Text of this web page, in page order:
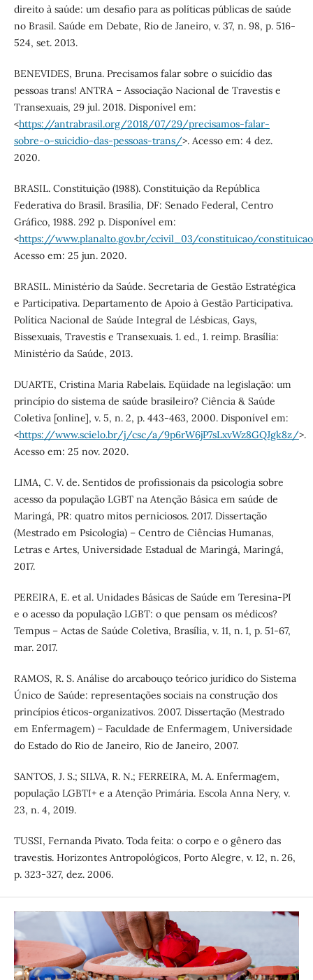
direito à saúde: um desafio para as políticas públicas de saúde
no Brasil. Saúde em Debate, Rio de Janeiro, v. 37, n. 98, p. 516-
524, set. 2013.
BENEVIDES, Bruna. Precisamos falar sobre o suicídio das
pessoas trans! ANTRA – Associação Nacional de Travestis e
Transexuais, 29 jul. 2018. Disponível em:
<https://antrabrasil.org/2018/07/29/precisamos-falar-
sobre-o-suicidio-das-pessoas-trans/>. Acesso em: 4 dez.
2020.
BRASIL. Constituição (1988). Constituição da República
Federativa do Brasil. Brasília, DF: Senado Federal, Centro
Gráfico, 1988. 292 p. Disponível em:
<https://www.planalto.gov.br/ccivil_03/constituicao/
Acesso em: 25 jun. 2020.
BRASIL. Ministério da Saúde. Secretaria de Gestão Estratégica
e Participativa. Departamento de Apoio à Gestão Participativa.
Política Nacional de Saúde Integral de Lésbicas, Gays,
Bissexuais, Travestis e Transexuais. 1. ed., 1. reimp. Brasília:
Ministério da Saúde, 2013.
DUARTE, Cristina Maria Rabelais. Eqüidade na legislação: um
princípio do sistema de saúde brasileiro? Ciência & Saúde
Coletiva [online], v. 5, n. 2, p. 443-463, 2000. Disponível em:
<https://www.scielo.br/j/csc/a/9p6rW6jP7sLxvWz8GQJgk8z/>.
Acesso em: 25 nov. 2020.
LIMA, C. V. de. Sentidos de profissionais da psicologia sobre
acesso da população LGBT na Atenção Básica em saúde de
Maringá, PR: quatro mitos perniciosos. 2017. Dissertação
(Mestrado em Psicologia) – Centro de Ciências Humanas,
Letras e Artes, Universidade Estadual de Maringá, Maringá,
2017.
PEREIRA, E. et al. Unidades Básicas de Saúde em Teresina-PI
e o acesso da população LGBT: o que pensam os médicos?
Tempus – Actas de Saúde Coletiva, Brasília, v. 11, n. 1, p. 51-67,
mar. 2017.
RAMOS, R. S. Análise do arcabouço teórico jurídico do Sistema
Único de Saúde: representações sociais na construção dos
princípios éticos-organizativos. 2007. Dissertação (Mestrado
em Enfermagem) – Faculdade de Enfermagem, Universidade
do Estado do Rio de Janeiro, Rio de Janeiro, 2007.
SANTOS, J. S.; SILVA, R. N.; FERREIRA, M. A. Enfermagem,
população LGBTI+ e a Atenção Primária. Escola Anna Nery, v.
23, n. 4, 2019.
TUSSI, Fernanda Pivato. Toda feita: o corpo e o gênero das
travestis. Horizontes Antropológicos, Porto Alegre, v. 12, n. 26,
p. 323-327, dez. 2006.